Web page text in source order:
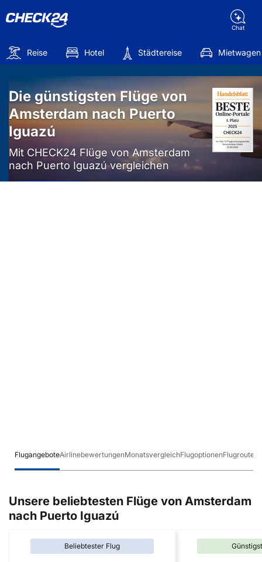
Chat
Reise Hotel Städtereise Mietwagen
Die günstigsten Flüge von
Amsterdam nach Puerto
Iguazú
Mit CHECK24 Flüge von Amsterdam
nach Puerto Iguazú vergleichen
FlugangeboteAirlinebewertungenMonatsvergleichFlugoptionenFlugrouten
Unsere beliebtesten Flüge von Amsterdam
nach Puerto Iguazú
Beliebtester Flug